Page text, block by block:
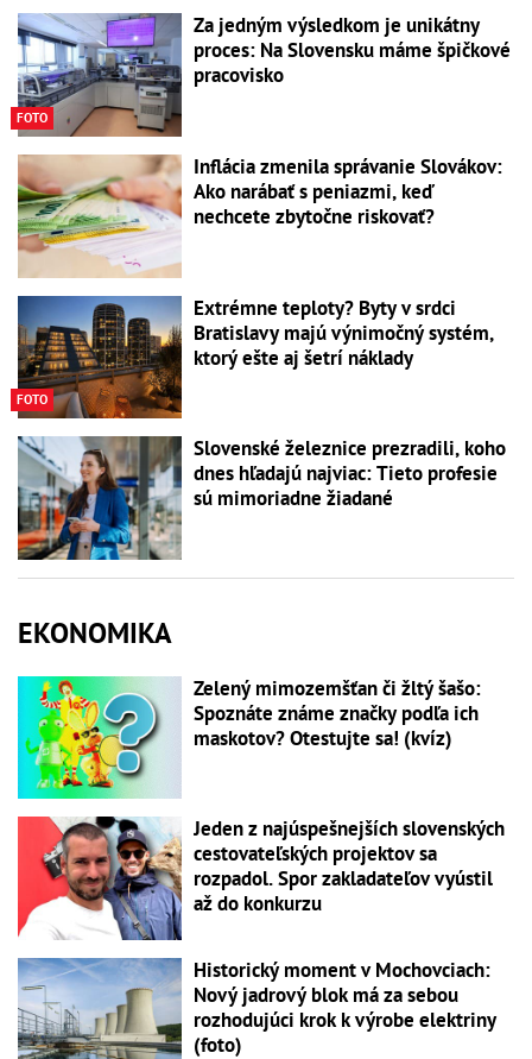
FOTO
Za jedným výsledkom je unikátny
proces: Na Slovensku máme špičkové
pracovisko
Inflácia zmenila správanie Slovákov:
Ako narábať s peniazmi, keď
nechcete zbytočne riskovať?
FOTO
Extrémne teploty? Byty v srdci
Bratislavy majú výnimočný systém,
ktorý ešte aj šetrí náklady
Slovenské železnice prezradili, koho
dnes hľadajú najviac: Tieto profesie
sú mimoriadne žiadané
EKONOMIKA
Zelený mimozemšťan či žltý šašo:
Spoznáte známe značky podľa ich
maskotov? Otestujte sa! (kvíz)
Jeden z najúspešnejších slovenských
cestovateľských projektov sa
rozpadol. Spor zakladateľov vyústil
až do konkurzu
Historický moment v Mochovciach:
Nový jadrový blok má za sebou
rozhodujúci krok k výrobe elektriny
(foto)